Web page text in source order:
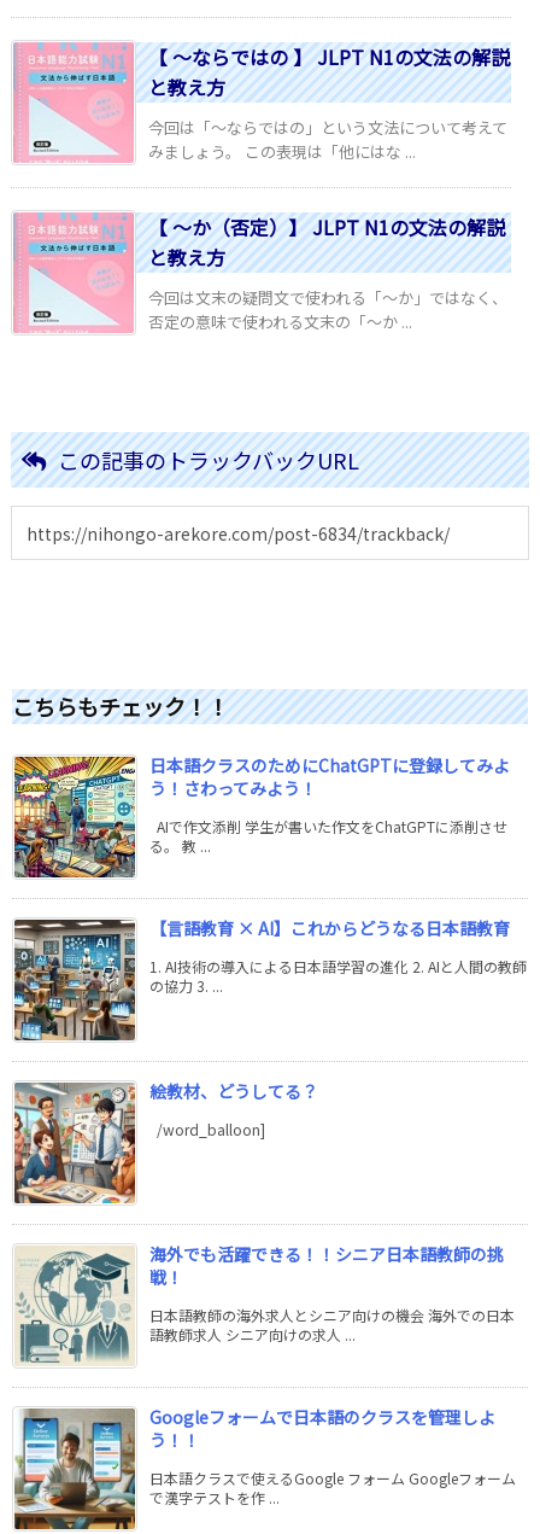
【 ～ならではの 】 JLPT N1の文法の解説
と教え方
今回は「～ならではの」という文法について考えて
みましょう。 この表現は「他にはな ...
【 ～か（否定）】 JLPT N1の文法の解説
と教え方
今回は文末の疑問文で使われる「～か」ではなく、
否定の意味で使われる文末の「～か ...
この記事のトラックバックURL
こちらもチェック！！
日本語クラスのためにChatGPTに登録してみよ
う！さわってみよう！
AIで作文添削 学生が書いた作文をChatGPTに添削させ
る。 教 ...
【言語教育 × AI】これからどうなる日本語教育
1. AI技術の導入による日本語学習の進化 2. AIと人間の教師
の協力 3. ...
絵教材、どうしてる？
/word_balloon]
海外でも活躍できる！！シニア日本語教師の挑
戦！
日本語教師の海外求人とシニア向けの機会 海外での日本
語教師求人 シニア向けの求人 ...
Googleフォームで日本語のクラスを管理しよ
う！！
日本語クラスで使えるGoogle フォーム Googleフォーム
で漢字テストを作 ...